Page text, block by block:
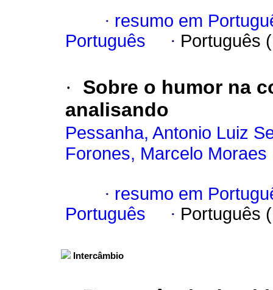
· resumo em
Português
· Português
·
Sobre o humor na
analisando
Pessanha, Antonio Luiz
Forones, Marcelo Moraes
· resumo em
Português
· Português
Intercâmbio